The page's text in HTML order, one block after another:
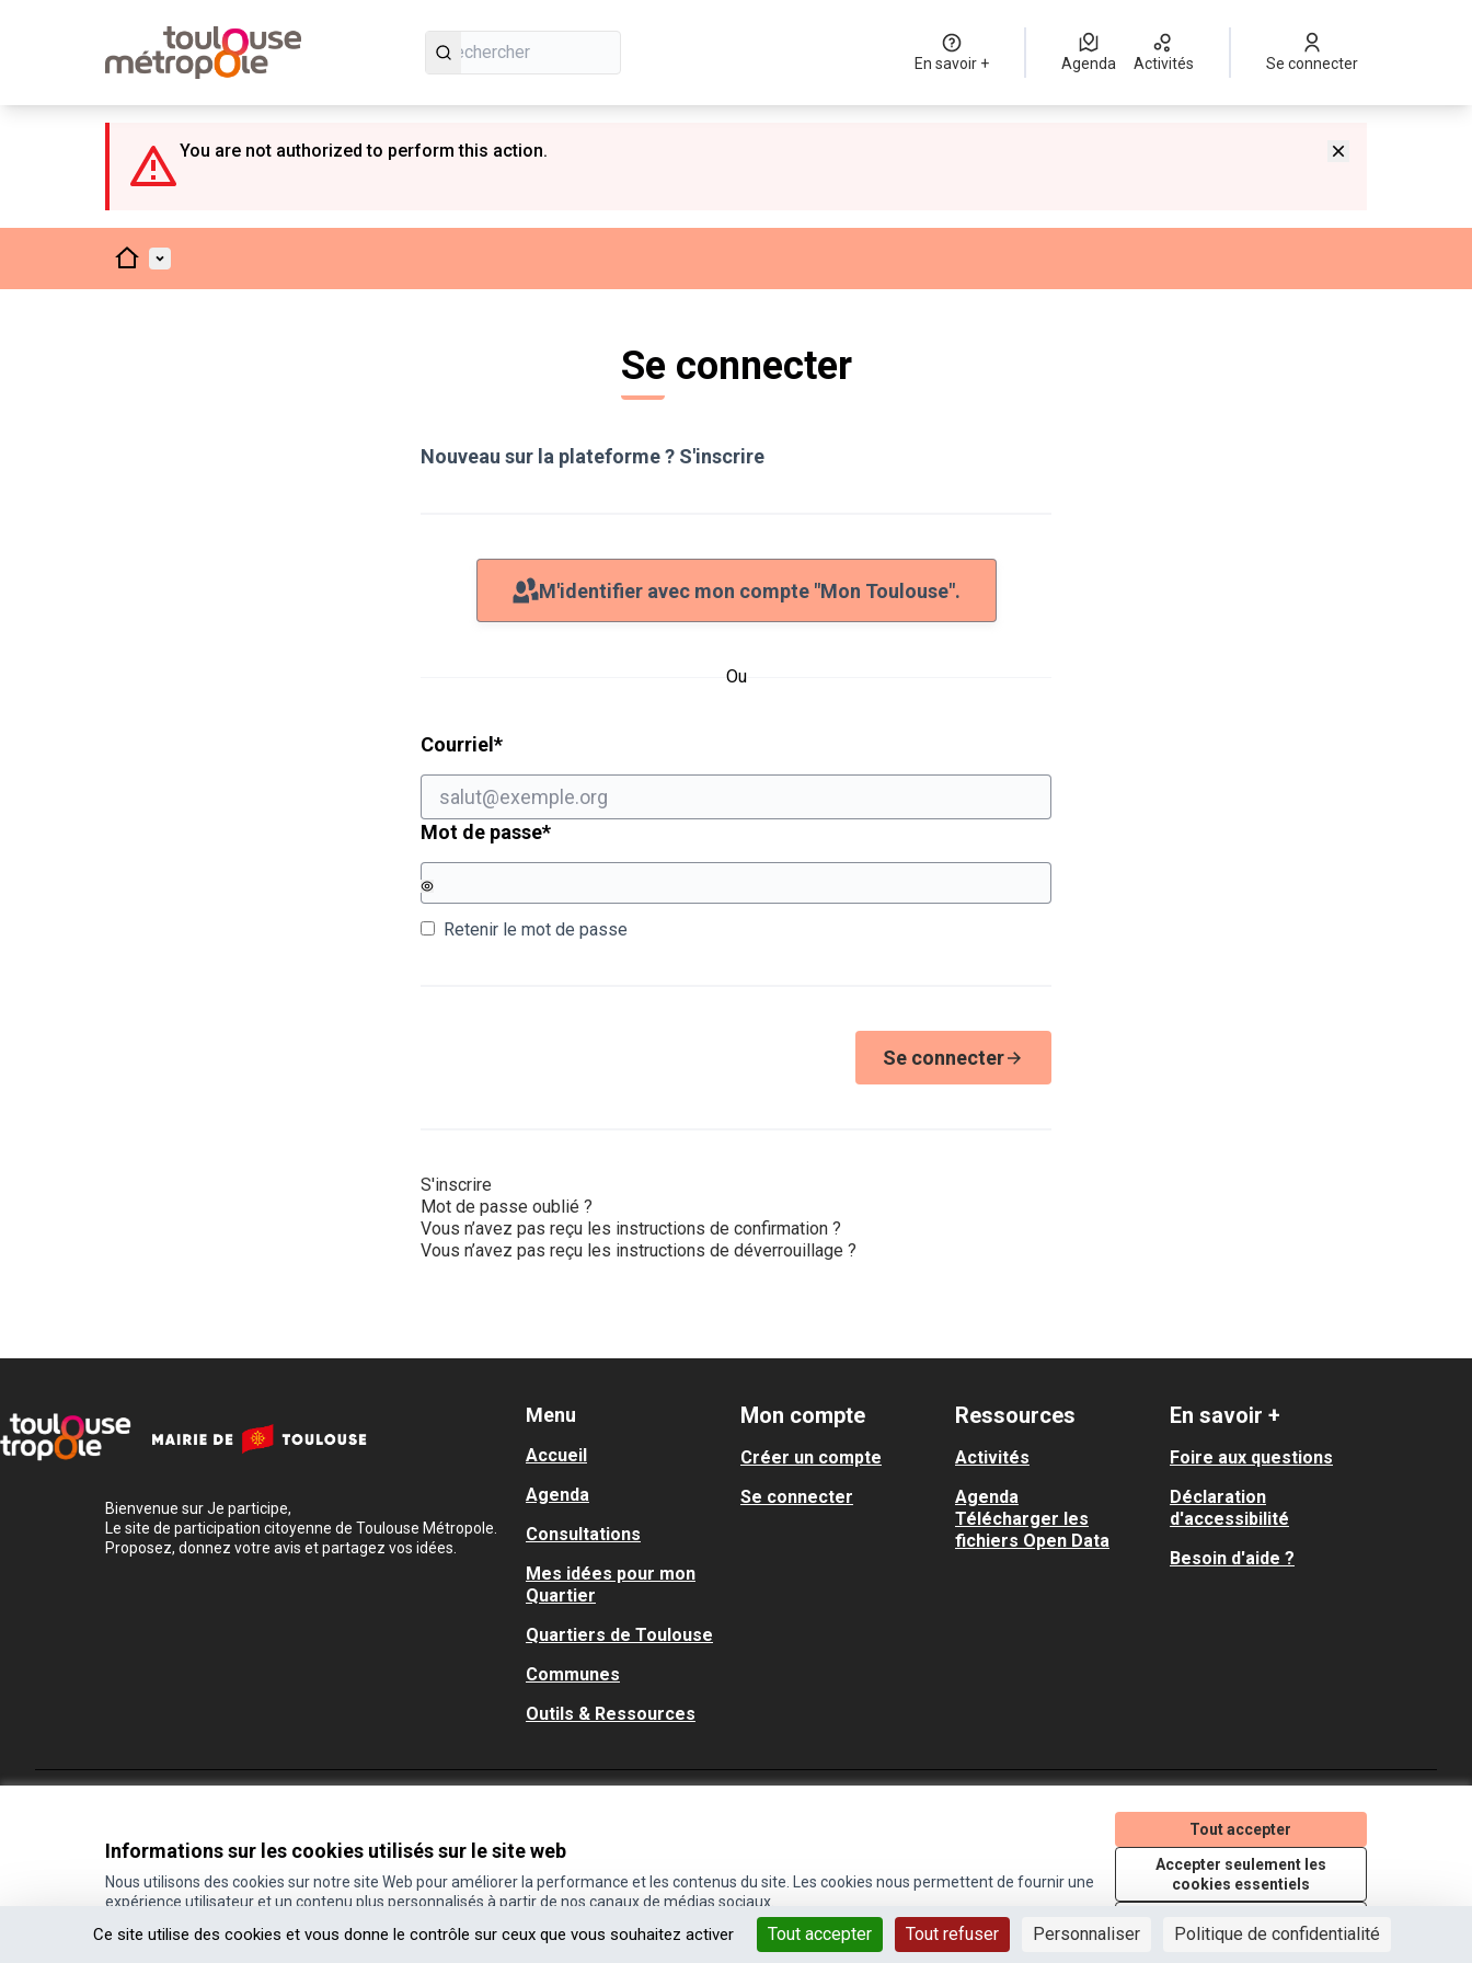
Ce site utilise des cookies et vous donne le contrôle sur ceux que vous souhaitez activer Tout accepter Tout refuser Personnaliser Politique de confidentialité
Informations sur les cookies utilisés sur le site web
Nous utilisons des cookies sur notre site Web pour améliorer la performance et les contenus du site. Les cookies nous permettent de fournir une
expérience utilisateur et un contenu plus personnalisés à partir de nos canaux de médias sociaux.
Tout accepter
Accepter seulement les
cookies essentiels
En savoir + Agenda Activités Se connecter
You are not authorized to perform this action.
AccueilMenu principal
Se connecter
Nouveau sur la plateforme ? S'inscrire
M'identifier avec mon compte "Mon Toulouse".
Ou
Courriel *Champ obligatoire
Mot de passe*Champ obligatoire
Retenir le mot de passe
Se connecter
S'inscrire
Mot de passe oublié ?
Vous n’avez pas reçu les instructions de confirmation ?
Vous n’avez pas reçu les instructions de déverrouillage ?
Bienvenue sur Je participe,
Le site de participation citoyenne de Toulouse Métropole.
Proposez, donnez votre avis et partagez vos idées.
Menu
Accueil
Agenda
Consultations
Mes idées pour mon
Quartier
Quartiers de Toulouse
Communes
Outils & Ressources
Mon compte
Créer un compte
Se connecter
Ressources
Activités
Agenda
Télécharger les
fichiers Open Data
En savoir +
Foire aux questions
Déclaration
d'accessibilité
Besoin d'aide ?
(Lien externe)
(Lien externe)
(Lien externe)
(Lien externe)
Site réalisé grâce aulogiciel libre Decidim
(Lien externe)
.
Licence Creative
(Lien externe)